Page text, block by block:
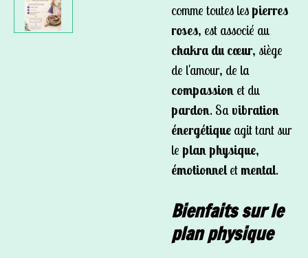
comme toutes les pierres
roses, est associé au
chakra du cœur, siège
de l'amour, de la
compassion et du
pardon. Sa vibration
énergétique agit tant sur
le plan physique,
émotionnelet mental.
Bienfaits sur le
plan physique